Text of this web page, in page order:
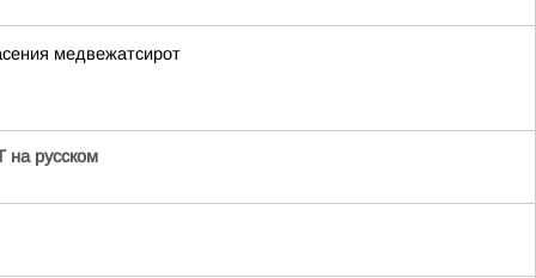
медвежатсирот
на русском